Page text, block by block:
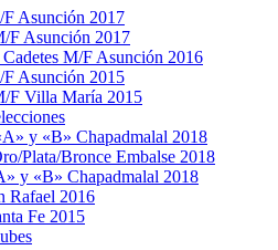
F Asunción 2017
F Asunción 2017
M/F Asunción 2016
F Asunción 2015
F Villa María 2015
y «B» Chapadmalal 2018
Plata/Bronce Embalse 2018
y «B» Chapadmalal 2018
Rafael 2016
Fe 2015